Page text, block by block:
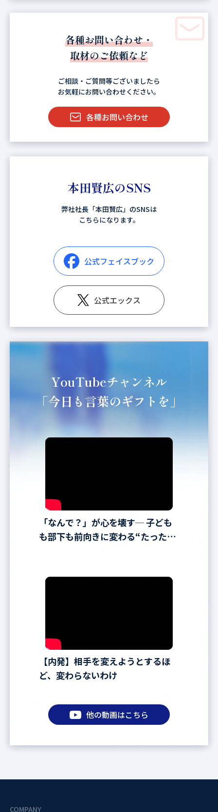
各種お問い合わせ・
取材のご依頼など
ご相談・ご質問等ございましたら
お気軽にお問い合わせください。
各種お問い合わせ
本田賢広のSNS
弊社社長「本田賢広」のSNSは
こちらになります。
公式フェイスブック
公式エックス
YouTubeチャンネル
「今日も言葉のギフトを」
「なんで？」が心を壊す─ 子ども
も部下も前向きに変わる“たった一
【内発】相手を変えようとするほ
ど、変わらないわけ
他の動画はこちら
COMPANY